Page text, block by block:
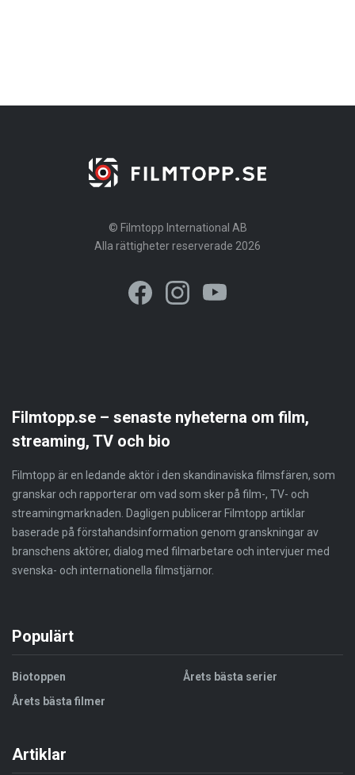
© Filmtopp International AB
Alla rättigheter reserverade 2026
Filmtopp.se – senaste nyheterna om film,
streaming, TV och bio
Filmtopp är en ledande aktör i den skandinaviska filmsfären, som
granskar och rapporterar om vad som sker på film-, TV- och
streamingmarknaden. Dagligen publicerar Filmtopp artiklar
baserade på förstahandsinformation genom granskningar av
branschens aktörer, dialog med filmarbetare och intervjuer med
svenska- och internationella filmstjärnor.
Populärt
Biotoppen
Årets bästa filmer
Årets bästa serier
Artiklar